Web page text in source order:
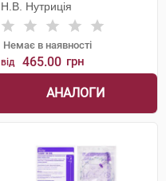
Н.В. Нутриція
Немає в наявності
від 465.00 грн
АНАЛОГИ